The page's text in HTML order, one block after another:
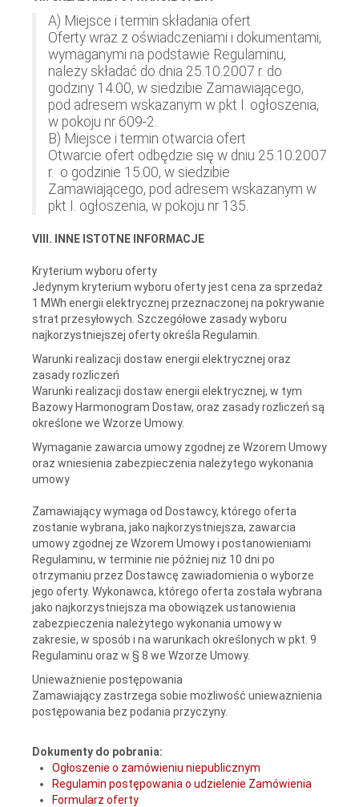
A) Miejsce i termin składania ofert
Oferty wraz z oświadczeniami i dokumentami,
wymaganymi na podstawie Regulaminu,
należy składać do dnia 25.10.2007 r. do
godziny 14.00, w siedzibie Zamawiającego,
pod adresem wskazanym w pkt I. ogłoszenia,
w pokoju nr 609-2.
B) Miejsce i termin otwarcia ofert
Otwarcie ofert odbędzie się w dniu 25.10.2007
r. o godzinie 15.00, w siedzibie
Zamawiającego, pod adresem wskazanym w
pkt I. ogłoszenia, w pokoju nr 135.
VIII. INNE ISTOTNE INFORMACJE
Kryterium wyboru oferty
Jedynym kryterium wyboru oferty jest cena za sprzedaż
1 MWh energii elektrycznej przeznaczonej na pokrywanie
strat przesyłowych. Szczegółowe zasady wyboru
najkorzystniejszej oferty określa Regulamin.
Warunki realizacji dostaw energii elektrycznej oraz
zasady rozliczeń
Warunki realizacji dostaw energii elektrycznej, w tym
Bazowy Harmonogram Dostaw, oraz zasady rozliczeń są
określone we Wzorze Umowy.
Wymaganie zawarcia umowy zgodnej ze Wzorem Umowy
oraz wniesienia zabezpieczenia należytego wykonania
umowy
Zamawiający wymaga od Dostawcy, którego oferta
zostanie wybrana, jako najkorzystniejsza, zawarcia
umowy zgodnej ze Wzorem Umowy i postanowieniami
Regulaminu, w terminie nie później niż 10 dni po
otrzymaniu przez Dostawcę zawiadomienia o wyborze
jego oferty. Wykonawca, którego oferta została wybrana
jako najkorzystniejsza ma obowiązek ustanowienia
zabezpieczenia należytego wykonania umowy w
zakresie, w sposób i na warunkach określonych w pkt. 9
Regulaminu oraz w § 8 we Wzorze Umowy.
Unieważnienie postępowania
Zamawiający zastrzega sobie możliwość unieważnienia
postępowania bez podania przyczyny.
Dokumenty do pobrania:
Ogłoszenie o zamówieniu niepublicznym
Regulamin postępowania o udzielenie Zamówienia
Formularz oferty